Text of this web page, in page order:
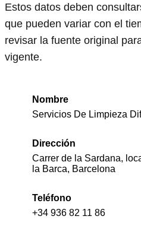
Estos datos deben
que pueden variar con el
revisar la fuente original
vigente.
Nombre
Servicios De Limpieza
Dirección
Carrer de la Sardana,
la Barca, Barcelona
Teléfono
+34 936 82 11 86